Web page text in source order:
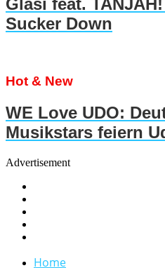
Glasi feat.
Sucker Down
Hot & New
WE Love UDO:
Musikstars feiern
Advertisement
Home